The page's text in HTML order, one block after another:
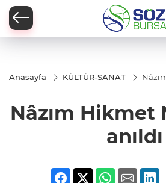
Anasayfa KÜLTÜR-SANAT
anıldı
Nâzım Hikmet
anıldı